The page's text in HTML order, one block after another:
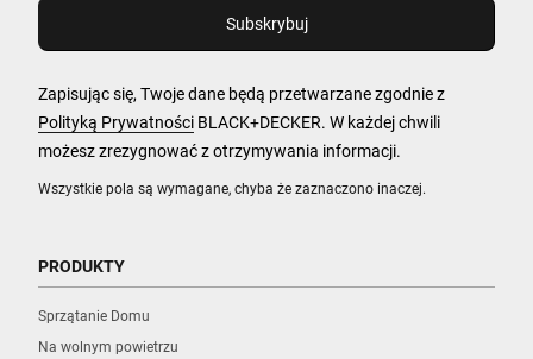
Wszystkie pola są wymagane, chyba że zaznaczono inaczej.
Zapisując się, Twoje dane będą przetwarzane zgodnie z
Polityką Prywatności BLACK+DECKER. W każdej chwili
możesz zrezygnować z otrzymywania informacji.
PRODUKTY
Sprzątanie Domu
Na wolnym powietrzu